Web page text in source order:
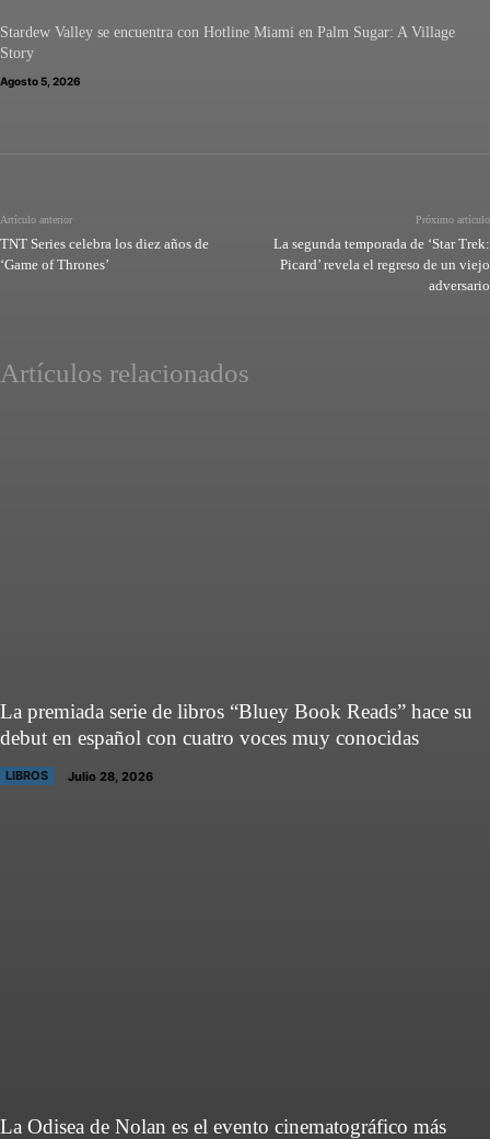
Stardew Valley se encuentra con Hotline Miami en Palm Sugar: A Village
Story
Agosto 5, 2026
Artículo anterior
TNT Series celebra los diez años de
‘Game of Thrones’
Próximo artículo
La segunda temporada de ‘Star Trek:
Picard’ revela el regreso de un viejo
adversario
Artículos relacionados
La premiada serie de libros “Bluey Book Reads” hace su
debut en español con cuatro voces muy conocidas
LIBROS Julio 28, 2026
La Odisea de Nolan es el evento cinematográfico más